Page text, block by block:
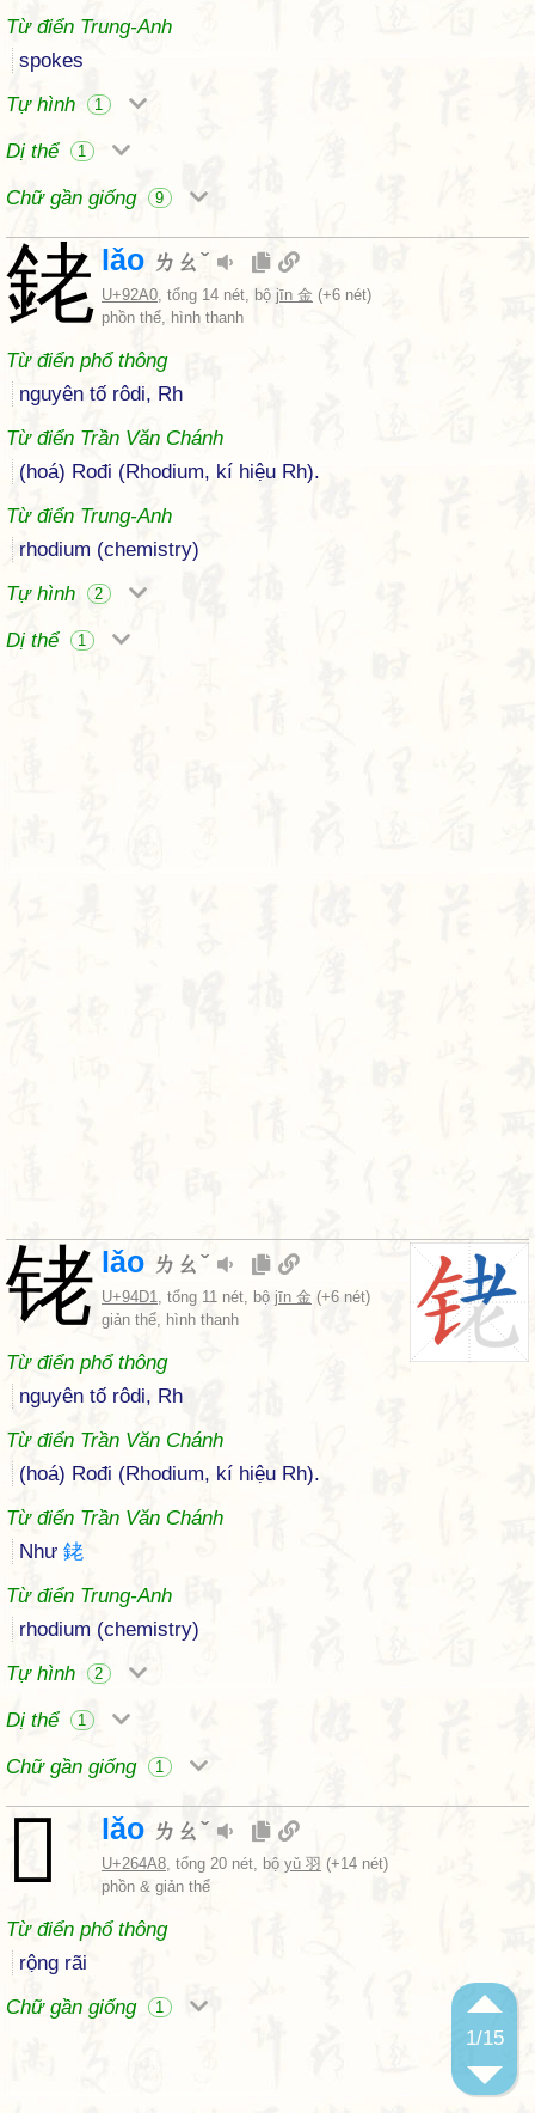
1/15
Từ điển Trung-Anh
spokes
Tự hình
1
Dị thể 1
Chữ gần giống 9
銠 lǎo ㄌㄠˇ
U+92A0, tổng 14 nét, bộ jīn 金 (+6 nét)
phồn thể, hình thanh
Từ điển phổ thông
nguyên tố rôdi, Rh
Từ điển Trần Văn Chánh
(hoá) Rođi (Rhodium, kí hiệu Rh).
Từ điển Trung-Anh
rhodium (chemistry)
Tự hình
2
Dị thể 1
铑 lǎo ㄌㄠˇ
U+94D1, tổng 11 nét, bộ jīn 金 (+6 nét)
giản thể, hình thanh
Từ điển phổ thông
nguyên tố rôdi, Rh
Từ điển Trần Văn Chánh
(hoá) Rođi (Rhodium, kí hiệu Rh).
Từ điển Trần Văn Chánh
Như 銠
Từ điển Trung-Anh
rhodium (chemistry)
Tự hình
2
Dị thể 1
Chữ gần giống 1
𦒨 lǎo ㄌㄠˇ
U+264A8, tổng 20 nét, bộ yǔ 羽 (+14 nét)
phồn & giản thể
Từ điển phổ thông
rộng rãi
Chữ gần giống
1